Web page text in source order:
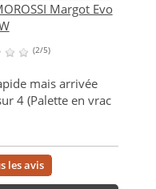
Margot Evo
(2/5)
mais arrivée
4 (Palette en vrac
les avis